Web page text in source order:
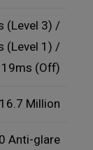
(Level 3) /
(Level 1) /
19ms (Off)
16.7 Million
Anti-glare